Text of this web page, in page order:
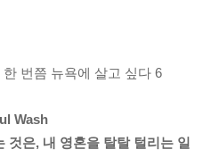
한 번쯤 뉴욕에 살고 싶다 6
Wash
것은, 내 영혼을 탈탈 털리는 일